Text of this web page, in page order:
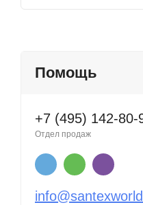
Помощь
+7 (495) 142-80-
Отдел продаж